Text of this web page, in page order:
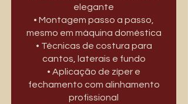
elegante
• Montagem passo a passo,
mesmo em máquina doméstica
• Técnicas de costura para
cantos, laterais e fundo
• Aplicação de zíper e
fechamento com alinhamento
profissional